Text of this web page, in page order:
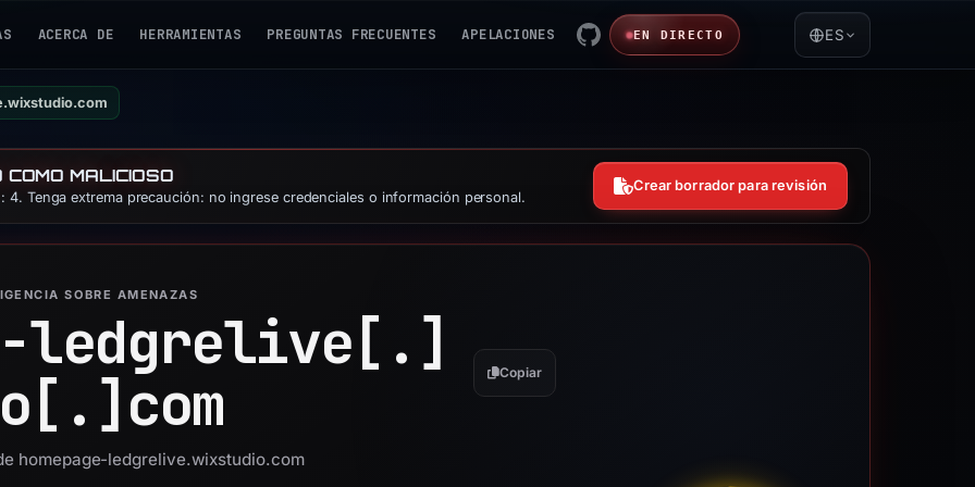
ACERCA DE HERRAMIENTAS PREGUNTAS FRECUENTES APELACIONES EN DIRECTO ES
MALICIOSO
Tenga extrema precaución: no ingrese credenciales o información personal.
Crear borrador para revisión
SOBRE AMENAZAS
ledgrelive[.]
com Copiar
homepage-ledgrelive.wixstudio.com